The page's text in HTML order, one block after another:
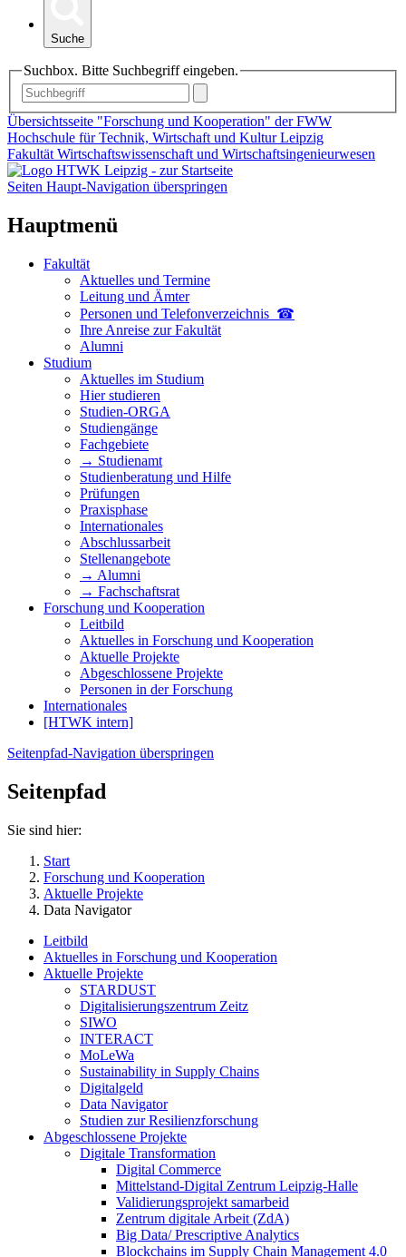
Suche
Suchbox. Bitte Suchbegriff eingeben.
Übersichtsseite "Forschung und Kooperation" der FWW
Hochschule für Technik, Wirtschaft und Kultur Leipzig
Fakultät Wirtschaftswissenschaft und Wirtschaftsingenieurwesen
Seiten Haupt-Navigation überspringen
Hauptmenü
Fakultät
Aktuelles und Termine
Leitung und Ämter
Personen und Telefon­verzeichnis ☎
Ihre Anreise zur Fakultät
Alumni
Studium
Aktuelles im Studium
Hier studieren
Studien-ORGA
Studiengänge
Fachgebiete
→ Studienamt
Studienberatung und Hilfe
Prüfungen
Praxisphase
Internationales
Abschlussarbeit
Stellenangebote
→ Alumni
→ Fachschaftsrat
Forschung und Kooperation
Leitbild
Aktuelles in Forschung und Kooperation
Aktuelle Projekte
Abgeschlossene Projekte
Personen in der Forschung
Internationales
[HTWK intern]
Seitenpfad-Navigation überspringen
Seitenpfad
Sie sind hier:
Start
Forschung und Kooperation
Aktuelle Projekte
Data Navigator
Leitbild
Aktuelles in Forschung und Kooperation
Aktuelle Projekte
STARDUST
Digitalisierungszentrum Zeitz
SIWO
INTERACT
MoLeWa
Sustainability in Supply Chains
Digitalgeld
Data Navigator
Studien zur Resilienzforschung
Abgeschlossene Projekte
Digitale Transformation
Digital Commerce
Mittelstand-Digital Zentrum Leipzig-Halle
Validierungsprojekt samarbeid
Zentrum digitale Arbeit (ZdA)
Big Data/ Prescriptive Analytics
Blockchains im Supply Chain Management 4.0